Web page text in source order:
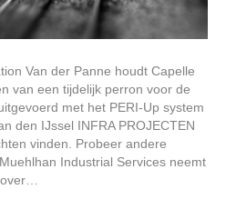
Van der Panne houdt Capelle
van een tijdelijk perron voor de
met het PERI-Up system
den IJssel INFRA PROJECTEN
vinden. Probeer andere
Industrial Services neemt